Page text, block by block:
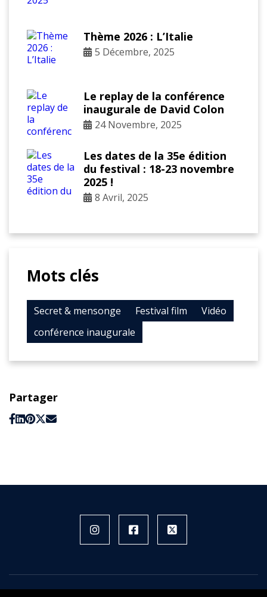
Thème 2026 : L’Italie
5 Décembre, 2025
Le replay de la conférence
inaugurale de David Colon
24 Novembre, 2025
Les dates de la 35e édition
du festival : 18-23 novembre
2025 !
8 Avril, 2025
Mots clés
Secret & mensonge Festival film
Vidéo
conférence inaugurale
Partager
Instagram
Facebook
X